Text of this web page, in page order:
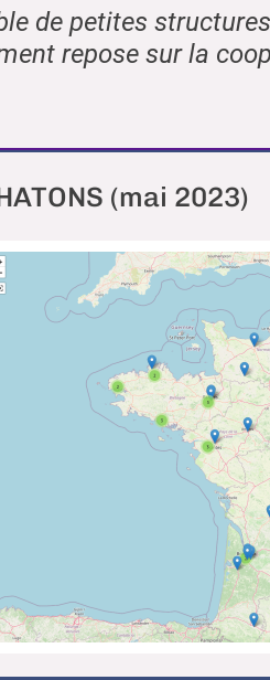
de petites
repose sur la
(mai 2023)